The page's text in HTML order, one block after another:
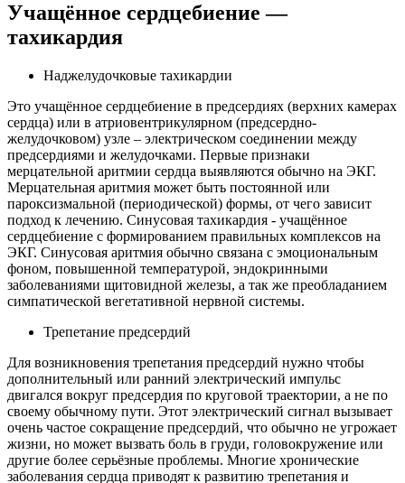
Учащённое сердцебиение —
тахикардия
Наджелудочковые тахикардии
Это учащённое сердцебиение в предсердиях (верхних камерах
сердца) или в атриовентрикулярном (предсердно-
желудочковом) узле – электрическом соединении между
предсердиями и желудочками. Первые признаки
мерцательной аритмии сердца выявляются обычно на ЭКГ.
Мерцательная аритмия может быть постоянной или
пароксизмальной (периодической) формы, от чего зависит
подход к лечению. Синусовая тахикардия - учащённое
сердцебиение с формированием правильных комплексов на
ЭКГ. Синусовая аритмия обычно связана с эмоциональным
фоном, повышенной температурой, эндокринными
заболеваниями щитовидной железы, а так же преобладанием
симпатической вегетативной нервной системы.
Трепетание предсердий
Для возникновения трепетания предсердий нужно чтобы
дополнительный или ранний электрический импульс
двигался вокруг предсердия по круговой траектории, а не по
своему обычному пути. Этот электрический сигнал вызывает
очень частое сокращение предсердий, что обычно не угрожает
жизни, но может вызвать боль в груди, головокружение или
другие более серьёзные проблемы. Многие хронические
заболевания сердца приводят к развитию трепетания и